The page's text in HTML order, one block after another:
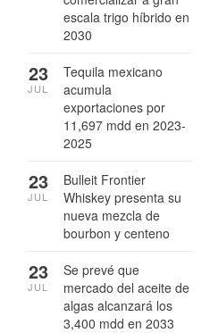
escala trigo híbrido en
2030
Tequila mexicano
acumula
exportaciones por
11,697 mdd en 2023-
2025
23
JUL
Bulleit Frontier
Whiskey presenta su
nueva mezcla de
bourbon y centeno
23
JUL
Se prevé que
mercado del aceite de
algas alcanzará los
3,400 mdd en 2033
23
JUL